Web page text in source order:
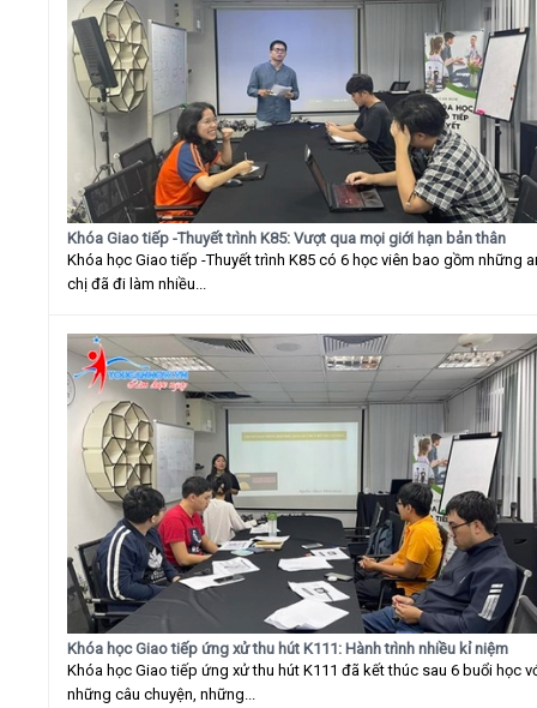
Khóa Giao tiếp -Thuyết trình K85: Vượt qua mọi giới hạn bản thân
Khóa học Giao tiếp -Thuyết trình K85 có 6 học viên bao gồm những
chị đã đi làm nhiều...
Khóa học Giao tiếp ứng xử thu hút K111: Hành trình nhiều kỉ niệm
Khóa học Giao tiếp ứng xử thu hút K111 đã kết thúc sau 6 buổi học
những câu chuyện, những...